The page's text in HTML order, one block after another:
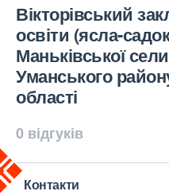
Вікторівський
освіти (ясла-
Маньківської
Уманського
області
0 відгуків
Контакти